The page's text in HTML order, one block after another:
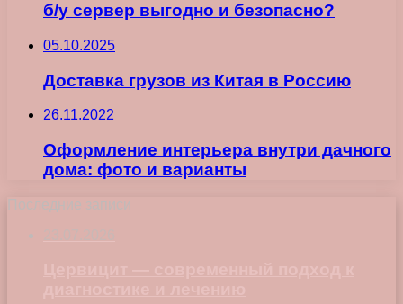
б/у сервер выгодно и безопасно?
05.10.2025
Доставка грузов из Китая в Россию
26.11.2022
Оформление интерьера внутри дачного
дома: фото и варианты
Последние записи